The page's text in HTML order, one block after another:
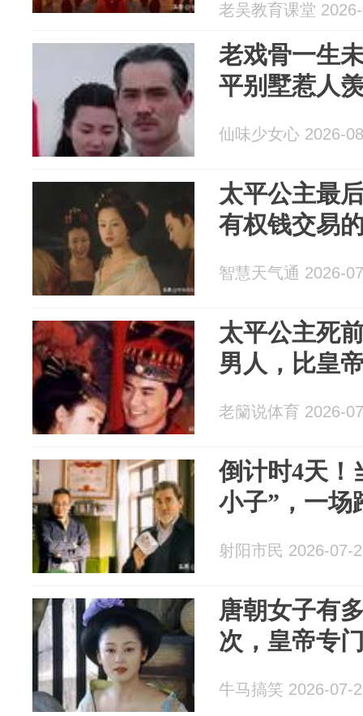
老吴教育课堂
老戏骨一生
平别墅惹人
仙味少女心 2026-
太平公主最
有权钱交易
智慧天气通 2026-
太平公主死
男人，比皇
老籣说体育 2026-
倒计时4天！
小子”，一场
射阳市民 2026-07-
唐朝女子有
次，皇帝专
牛马搞笑 2026-07-